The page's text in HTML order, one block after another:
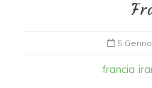
5
francia